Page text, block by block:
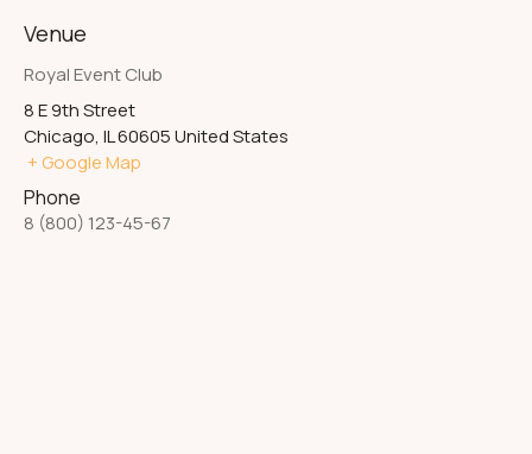
Venue
Royal Event Club
8 E 9th Street
Chicago, IL60605United States
+ Google Map
Phone
8 (800) 123-45-67